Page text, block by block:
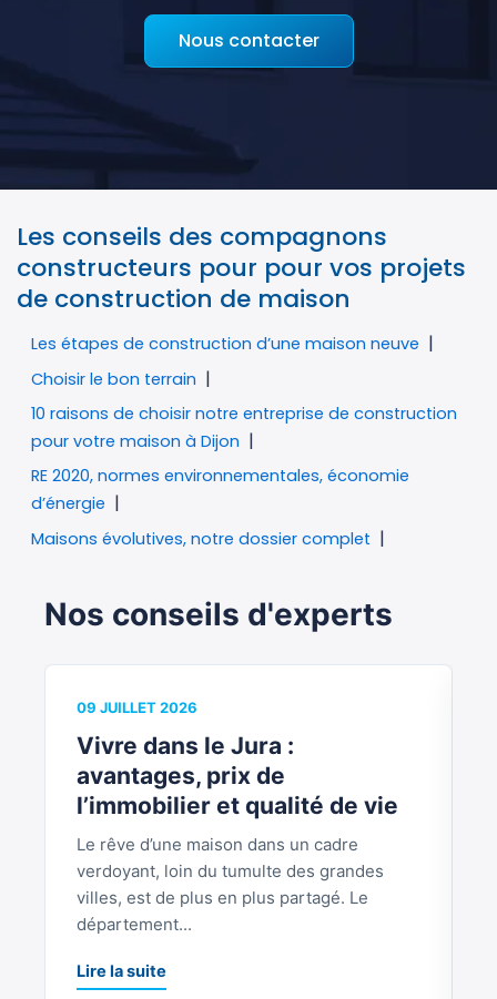
Nous contacter
Les conseils des compagnons
constructeurs pour pour vos projets
de construction de maison
Les étapes de construction d’une maison neuve
Choisir le bon terrain
10 raisons de choisir notre entreprise de construction
pour votre maison à Dijon
RE 2020, normes environnementales, économie
d’énergie
Maisons évolutives, notre dossier complet
Nos conseils d'experts
09 JUILLET 2026
Vivre dans le Jura :
avantages, prix de
l’immobilier et qualité de vie
Le rêve d’une maison dans un cadre
verdoyant, loin du tumulte des grandes
villes, est de plus en plus partagé. Le
département...
Lire la suite